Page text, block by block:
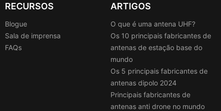
RECURSOS
Blogue
Sala de imprensa
FAQs
ARTIGOS
O que é uma antena UHF?
Os 10 principais fabricantes de
antenas de estação base do
mundo
Os 5 principais fabricantes de
antenas dipolo 2024
Principais fabricantes de
antenas anti drone no mundo